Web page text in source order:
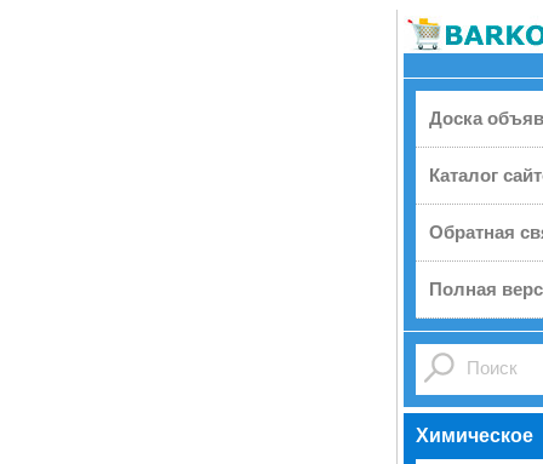
Доска
Каталог
Обратная
Полная
Химическое